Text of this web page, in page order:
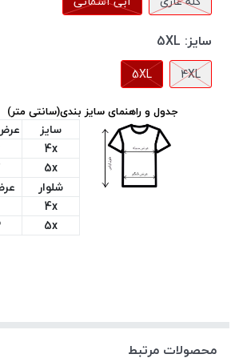
سایز: 5XL
4XL
5XL
جدول و راهنمای سایز بندی(سانتی متر)
سایز
4x
5x
شلوار
4x
5x
محصولات مرتبط